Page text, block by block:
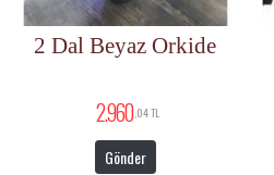
2 Dal Beyaz Orkide
2.960 ,04 TL
Gönder